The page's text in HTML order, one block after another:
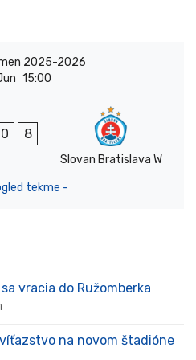
2025-2026
15:00
0 8
Slovan Bratislava W
tekme -
vracia do Ružomberka
Lavrinčík
sa
na novom štadióne